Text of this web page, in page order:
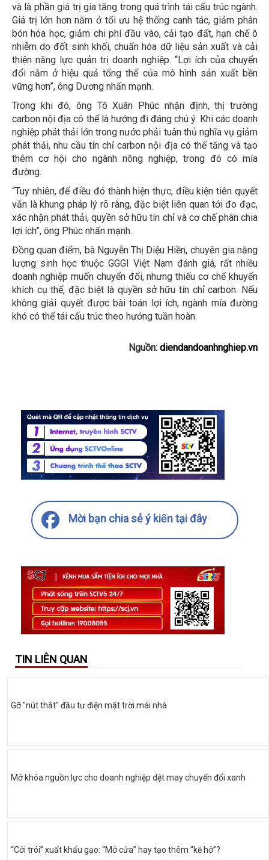
và là phần giá trị gia tăng trong quá trình tái cấu trúc ngành.
Giá trị lớn hơn nằm ở tối ưu hệ thống canh tác, giảm phân
bón hóa học, giảm chi phí đầu vào, cải tạo đất, hạn chế ô
nhiễm do đốt sinh khối, chuẩn hóa dữ liệu sản xuất và cải
thiện năng lực quản trị doanh nghiệp. “Lợi ích của chuyển
đổi nằm ở hiệu quả tổng thể của mô hình sản xuất bền
vững hơn”, ông Dương nhấn mạnh.
Trong khi đó, ông Tô Xuân Phúc nhận định, thị trường
carbon nội địa có thể là hướng đi đáng chú ý. Khi các doanh
nghiệp phát thải lớn trong nước phải tuân thủ nghĩa vụ giảm
phát thải, nhu cầu tín chỉ carbon nội địa có thể tăng và tạo
thêm cơ hội cho ngành nông nghiệp, trong đó có mía
đường.
“Tuy nhiên, để điều đó thành hiện thực, điều kiện tiên quyết
vẫn là khung pháp lý rõ ràng, đặc biệt liên quan tới đo đạc,
xác nhận phát thải, quyền sở hữu tín chỉ và cơ chế phân chia
lợi ích”, ông Phúc nhấn mạnh.
Đồng quan điểm, bà Nguyễn Thị Diệu Hiền, chuyên gia năng
lượng sinh học thuộc GGGI Việt Nam đánh giá, rất nhiều
doanh nghiệp muốn chuyển đổi, nhưng thiếu cơ chế khuyến
khích cụ thể, đặc biệt là quyền sở hữu tín chỉ carbon. Nếu
không giải quyết được bài toán lợi ích, ngành mía đường
khó có thể tái cấu trúc theo hướng tuần hoàn.
Nguồn: diendandoanhnghiep.vn
Mời bạn chia sẻ ý kiến tại đây
TIN LIÊN QUAN
Gỡ "nút thắt" đầu tư điện mặt trời mái nhà
Mở khóa nguồn lực cho doanh nghiệp dệt may chuyển đổi xanh
“Cởi trói” xuất khẩu gạo: “Mở cửa” hay tạo thêm “kẽ hở”?